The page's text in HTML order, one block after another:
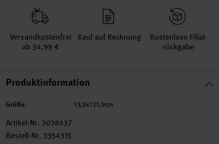
Versand­kosten­frei
ab 34,99 €
Kauf auf Rechnung
Kosten­lose Filial­
rückgabe
Produktinformation
Größe 13,9x121,9cm
Artikel-Nr. 3038437
Bestell-Nr. 3354315